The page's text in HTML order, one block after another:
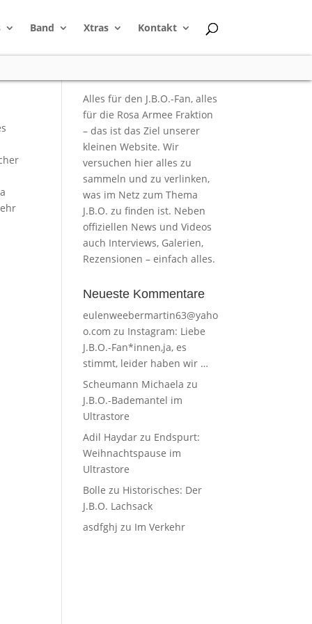
Band Xtras Kontakt
Alles für den J.B.O.-Fan, alles
für die Rosa Armee Fraktion
– das ist das Ziel unserer
kleinen Website. Wir
versuchen hier alles zu
sammeln und zu verlinken,
was im Netz zum Thema
J.B.O. zu finden ist. Neben
offiziellen News und Videos
auch Interviews, Galerien,
Rezensionen – einfach alles.
Neueste Kommentare
eulenweebermartin63@yaho
o.com zu Instagram: Liebe
J.B.O.-Fan*innen,ja, es
stimmt, leider haben wir …
Scheumann Michaela zu
J.B.O.-Bademantel im
Ultrastore
Adil Haydar zu Endspurt:
Weihnachtspause im
Ultrastore
Bolle zu Historisches: Der
J.B.O. Lachsack
asdfghj zu Im Verkehr